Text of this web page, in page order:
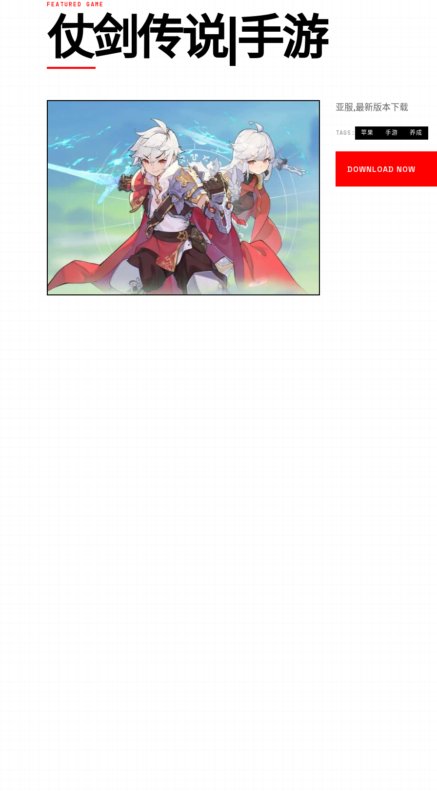
FEATURED GAME
仗剑传说|手游
亚服,最新版本下载
TAGS: 苹果 手游 养成
DOWNLOAD NOW